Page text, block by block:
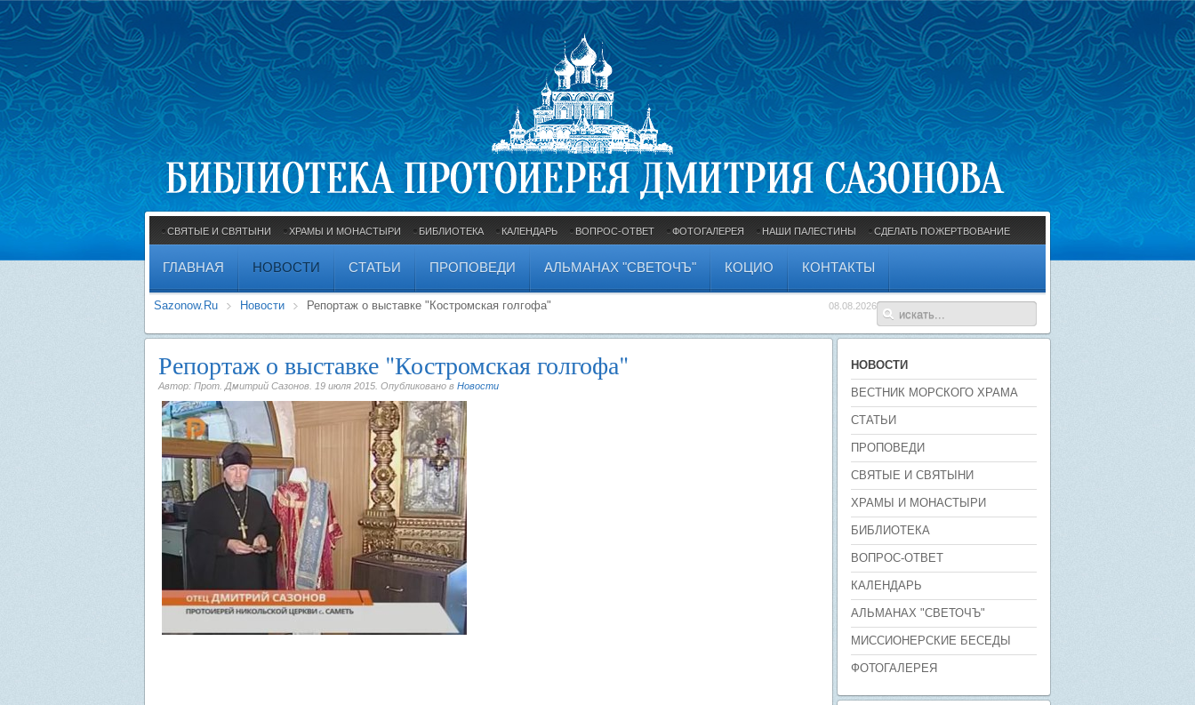
СВЯТЫЕ И СВЯТЫНИ ХРАМЫ И МОНАСТЫРИ БИБЛИОТЕКА КАЛЕНДАРЬ ВОПРОС-ОТВЕТ ФОТОГАЛЕРЕЯ НАШИ ПАЛЕСТИНЫ СДЕЛАТЬ ПОЖЕРТВОВАНИЕ
ГЛАВНАЯ НОВОСТИ СТАТЬИ ПРОПОВЕДИ АЛЬМАНАХ "СВЕТОЧЪ" КОЦИО КОНТАКТЫ
08.08.2026
Sazonow.Ru Новости Репортаж о выставке "Костромская голгофа"
Репортаж о выставке "Костромская голгофа"
Автор: Прот. Дмитрий Сазонов. 19 июля 2015 . Опубликовано в Новости
НОВОСТИ
ВЕСТНИК МОРСКОГО ХРАМА
СТАТЬИ
ПРОПОВЕДИ
СВЯТЫЕ И СВЯТЫНИ
ХРАМЫ И МОНАСТЫРИ
БИБЛИОТЕКА
ВОПРОС-ОТВЕТ
КАЛЕНДАРЬ
АЛЬМАНАХ "СВЕТОЧЪ"
МИССИОНЕРСКИЕ БЕСЕДЫ
ФОТОГАЛЕРЕЯ